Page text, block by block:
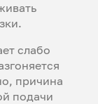
слабо
причина
подачи